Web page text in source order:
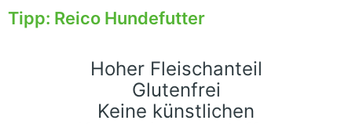
Tipp: Reico Hundefutter
Hoher Fleischanteil
Glutenfrei
Keine künstlichen